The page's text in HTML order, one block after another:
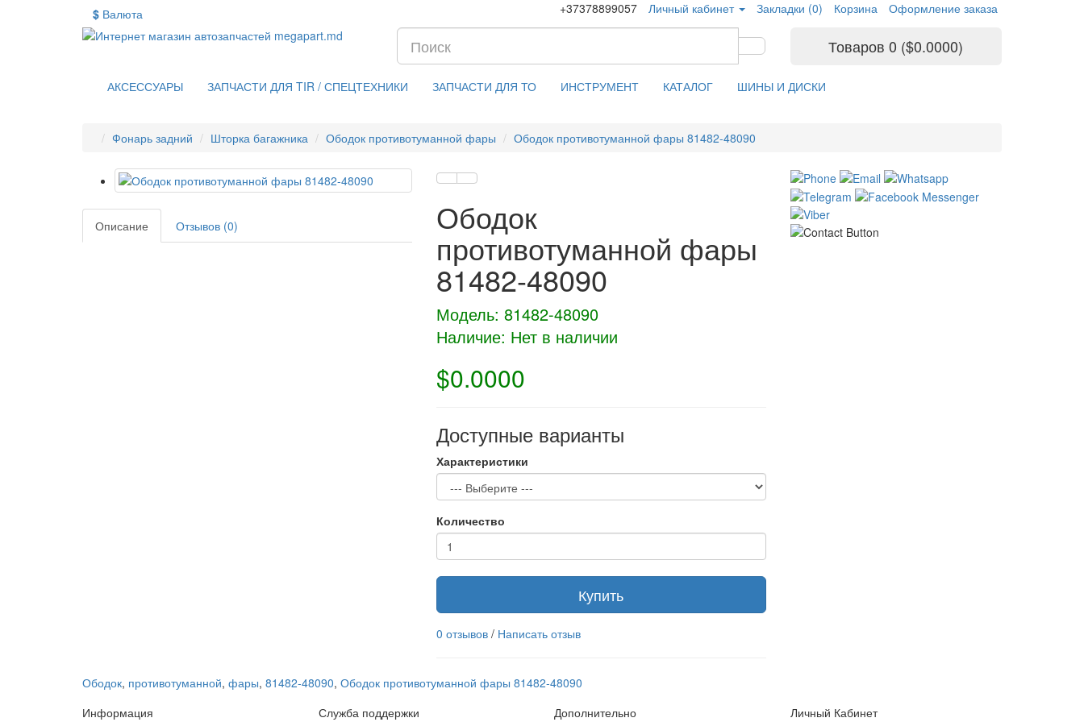
$ Валюта +37378899057 Личный кабинет Закладки (0) Корзина Оформление заказа
Товаров 0 ($0.0000)
АКСЕССУАРЫ ЗАПЧАСТИ ДЛЯ TIR / СПЕЦТЕХНИКИ ЗАПЧАСТИ ДЛЯ ТО ИНСТРУМЕНТ КАТАЛОГ ШИНЫ И ДИСКИ
Фонарь задний Шторка багажника Ободок противотуманной фары Ободок противотуманной фары 81482-48090
Описание Отзывов (0) Ободок
противотуманной фары
81482-48090
Модель: 81482-48090
Наличие: Нет в наличии
$0.0000
Доступные варианты
Характеристики
Количество
Купить
0 отзывов/ Написать отзыв
Ободок, противотуманной, фары, 81482-48090, Ободок противотуманной фары 81482-48090
Информация
Служба поддержки Дополнительно Личный Кабинет